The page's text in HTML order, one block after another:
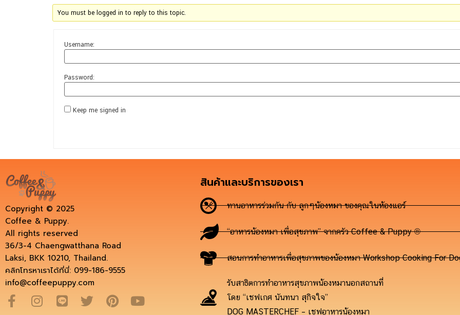
You must be logged in to reply to this topic.
Username:
Password:
Keep me signed in
Copyright © 2025
Coffee & Puppy.
All rights reserved
36/3-4 Chaengwatthana Road
Laksi, BKK 10210, Thailand.
คลิกโทรหาเราได้ที่นี่: 099-186-9555
info@coffeepuppy.com
สินค้าและบริการของเรา
ทานอาหารร่วมกัน กับ ลูกๆน้องหมา ของคุณในห้องแอร์
“อาหารน้องหมา เพื่อสุขภาพ” จากครัว Coffee & Puppy ®
สอนการทำอาหารเพื่อสุขภาพของน้องหมา Workshop Cooking For
รับสาธิตการทำอาหารสุขภาพน้องหมานอกสถานที่
โดย “เชฟเกศ นันทนา สุกิจใจ”
DOG MASTERCHEF – เชฟอาหารน้องหมา